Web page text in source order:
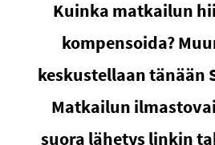
Kuinka matkailun
kompensoida?
keskustellaan tänään
Matkailun
suora lähetys linkin